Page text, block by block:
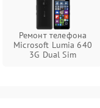
Ремонт телефона
Microsoft Lumia 640
3G Dual Sim